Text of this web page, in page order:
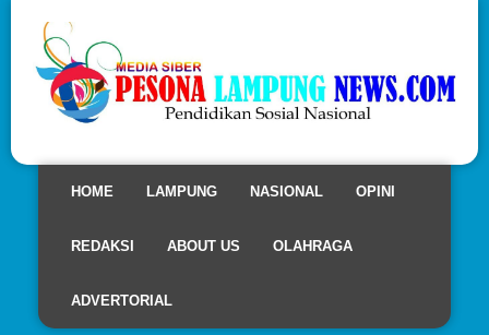
HOME LAMPUNG NASIONAL OPINI
REDAKSI ABOUT US OLAHRAGA
ADVERTORIAL